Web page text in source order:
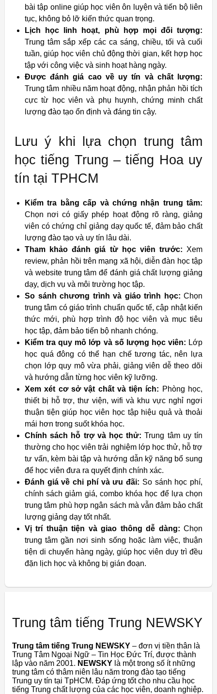
bài tập online giúp học viên ôn luyện và tiến bộ liên
tục, không bỏ lỡ kiến thức quan trọng.
Lịch học linh hoạt, phù hợp mọi đối tượng:
Trung tâm sắp xếp các ca sáng, chiều, tối và cuối
tuần, giúp học viên chủ động thời gian, kết hợp học
tập với công việc và sinh hoạt hàng ngày.
Được đánh giá cao về uy tín và chất lượng:
Trung tâm nhiều năm hoạt động, nhận phản hồi tích
cực từ học viên và phụ huynh, chứng minh chất
lượng đào tạo ổn định và đáng tin cậy.
Lưu ý khi lựa chọn trung tâm
học tiếng Trung – tiếng Hoa uy
tín tại TPHCM
Kiểm tra bằng cấp và chứng nhận trung tâm:
Chọn nơi có giấy phép hoạt động rõ ràng, giảng
viên có chứng chỉ giảng dạy quốc tế, đảm bảo chất
lượng đào tạo và uy tín lâu dài.
Tham khảo đánh giá từ học viên trước: Xem
review, phản hồi trên mạng xã hội, diễn đàn học tập
và website trung tâm để đánh giá chất lượng giảng
dạy, dịch vụ và môi trường học tập.
So sánh chương trình và giáo trình học: Chọn
trung tâm có giáo trình chuẩn quốc tế, cập nhật kiến
thức mới, phù hợp trình độ học viên và mục tiêu
học tập, đảm bảo tiến bộ nhanh chóng.
Kiểm tra quy mô lớp và số lượng học viên: Lớp
học quá đông có thể hạn chế tương tác, nên lựa
chọn lớp quy mô vừa phải, giảng viên dễ theo dõi
và hướng dẫn từng học viên kỹ lưỡng.
Xem xét cơ sở vật chất và tiện ích: Phòng học,
thiết bị hỗ trợ, thư viện, wifi và khu vực nghỉ ngơi
thuận tiện giúp học viên học tập hiệu quả và thoải
mái hơn trong suốt khóa học.
Chính sách hỗ trợ và học thử: Trung tâm uy tín
thường cho học viên trải nghiệm lớp học thử, hỗ trợ
tư vấn, kèm bài tập và hướng dẫn kỹ năng bổ sung
để học viên đưa ra quyết định chính xác.
Đánh giá về chi phí và ưu đãi: So sánh học phí,
chính sách giảm giá, combo khóa học để lựa chọn
trung tâm phù hợp ngân sách mà vẫn đảm bảo chất
lượng giảng dạy tốt nhất.
Vị trí thuận tiện và giao thông dễ dàng: Chọn
trung tâm gần nơi sinh sống hoặc làm việc, thuận
tiện di chuyển hàng ngày, giúp học viên duy trì đều
đặn lịch học và không bị gián đoạn.
Trung tâm tiếng Trung NEWSKY
Trung tâm tiếng Trung NEWSKY – đơn vị tiền thân là
Trung Tâm Ngoại Ngữ – Tin Học Đức Trí, được thành
lập vào năm 2001. NEWSKY là một trong số ít những
trung tâm có thâm niên lâu năm trong đào tạo tiếng
Trung uy tín tại TpHCM. Đáp ứng tốt cho nhu cầu học
tiếng Trung chất lượng của các học viên, doanh nghiệp.